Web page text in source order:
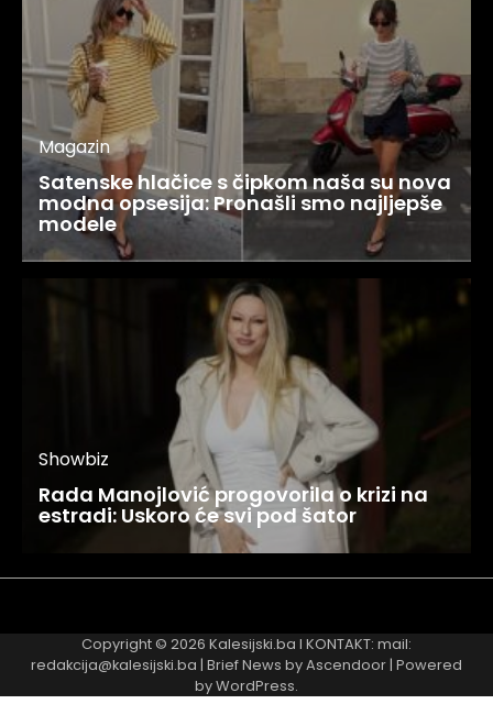
Magazin
Satenske hlačice s čipkom naša su nova
modna opsesija: Pronašli smo najljepše
modele
Showbiz
Rada Manojlović progovorila o krizi na
estradi: Uskoro će svi pod šator
Copyright © 2026 Kalesijski.ba I KONTAKT: mail:
redakcija@kalesijski.ba | Brief News byAscendoor| Powered
byWordPress.